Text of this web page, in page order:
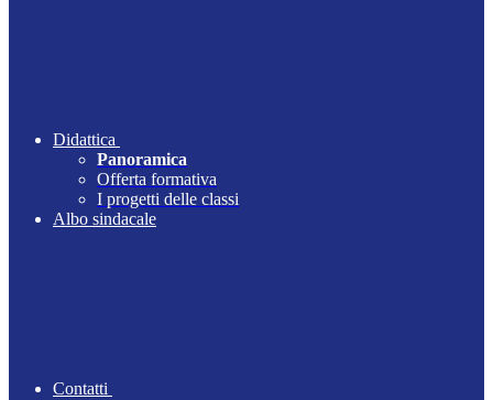
Didattica
Panoramica
Offerta formativa
I progetti delle classi
Albo sindacale
Contatti